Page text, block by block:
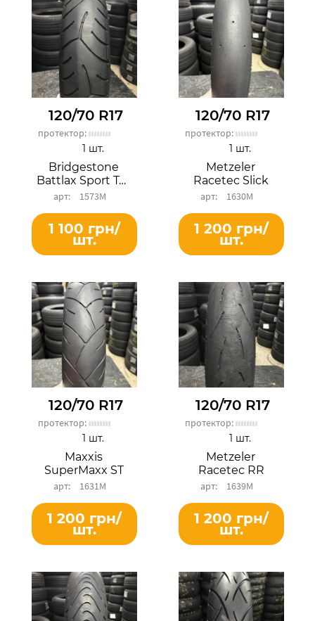
120/70 R17
протектор:
Bridgestone
Battlax Sport Touring T30F
1573М
1 шт.
1 100 грн/
шт.
120/70 R17
протектор:
Metzeler
Racetec Slick
1630М
1 шт.
1 200 грн/
шт.
120/70 R17
протектор:
Maxxis
SuperMaxx ST
1631М
1 шт.
1 200 грн/
шт.
120/70 R17
протектор:
Metzeler
Racetec RR
1639М
1 шт.
1 200 грн/
шт.